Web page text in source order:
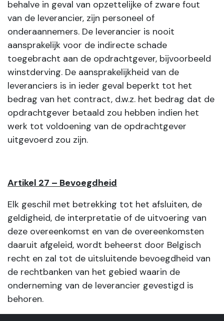
behalve in geval van opzettelijke of zware fout
van de leverancier, zijn personeel of
onderaannemers. De leverancier is nooit
aansprakelijk voor de indirecte schade
toegebracht aan de opdrachtgever, bijvoorbeeld
winstderving. De aansprakelijkheid van de
leveranciers is in ieder geval beperkt tot het
bedrag van het contract, d.w.z. het bedrag dat de
opdrachtgever betaald zou hebben indien het
werk tot voldoening van de opdrachtgever
uitgevoerd zou zijn.
Artikel 27 – Bevoegdheid
Elk geschil met betrekking tot het afsluiten, de
geldigheid, de interpretatie of de uitvoering van
deze overeenkomst en van de overeenkomsten
daaruit afgeleid, wordt beheerst door Belgisch
recht en zal tot de uitsluitende bevoegdheid van
de rechtbanken van het gebied waarin de
onderneming van de leverancier gevestigd is
behoren.